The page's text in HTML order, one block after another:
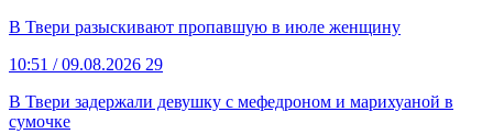
В Твери разыскивают пропавшую в июле женщину
10:51 / 09.08.2026 29
В Твери задержали девушку с мефедроном и марихуаной в
сумочке